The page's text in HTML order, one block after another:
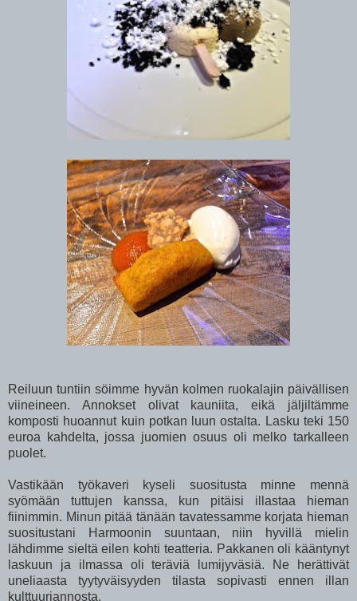
Reiluun tuntiin söimme hyvän kolmen ruokalajin päivällisen
viineineen. Annokset olivat kauniita, eikä jäljiltämme
komposti huoannut kuin potkan luun ostalta. Lasku teki 150
euroa kahdelta, jossa juomien osuus oli melko tarkalleen
puolet.
Vastikään työkaveri kyseli suositusta minne mennä
syömään tuttujen kanssa, kun pitäisi illastaa hieman
fiinimmin. Minun pitää tänään tavatessamme korjata hieman
suositustani Harmoonin suuntaan, niin hyvillä mielin
lähdimme sieltä eilen kohti teatteria. Pakkanen oli kääntynyt
laskuun ja ilmassa oli teräviä lumijyväsiä. Ne herättivät
uneliaasta tyytyväisyyden tilasta sopivasti ennen illan
kulttuuriannosta.